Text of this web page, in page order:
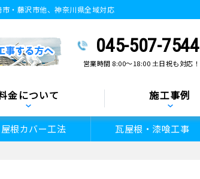
・藤沢市他、神奈川県全域対応
045-507-7544
営業時間 8:00～18:00 土日祝も対応！
金について 施工事例
屋根カバー工法 瓦屋根・漆喰工事